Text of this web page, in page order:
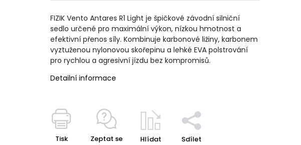
FIZIK Vento Antares R1 Light je špičkové závodní silniční
sedlo určené pro maximální výkon, nízkou hmotnost a
efektivní přenos síly. Kombinuje karbonové ližiny, karbonem
vyztuženou nylonovou skořepinu a lehké EVA polstrování
pro rychlou a agresivní jízdu bez kompromisů.
Detailní informace
Tisk Zeptat se Hlídat Sdílet